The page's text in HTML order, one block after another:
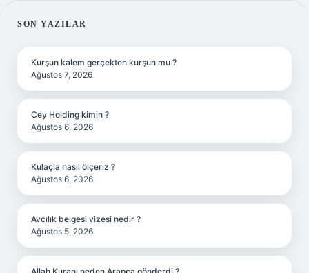
SIDEBAR
SON YAZILAR
Kurşun kalem gerçekten kurşun mu ?
Ağustos 7, 2026
Cey Holding kimin ?
Ağustos 6, 2026
Kulaçla nasıl ölçeriz ?
Ağustos 6, 2026
Avcılık belgesi vizesi nedir ?
Ağustos 5, 2026